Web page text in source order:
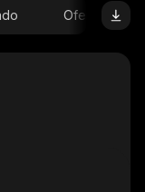
Oferta